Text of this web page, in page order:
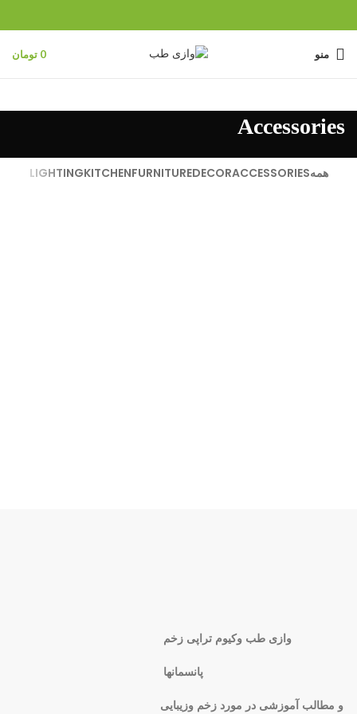
منو 0 تومان
Accessories
همهACCESSORIES
DECOR
FURNITURE
KITCHEN
LIGHTING
وازی طب وکیوم تراپی زخم
پانسمانها
و مطالب آموزشی در مورد زخم وزیبایی